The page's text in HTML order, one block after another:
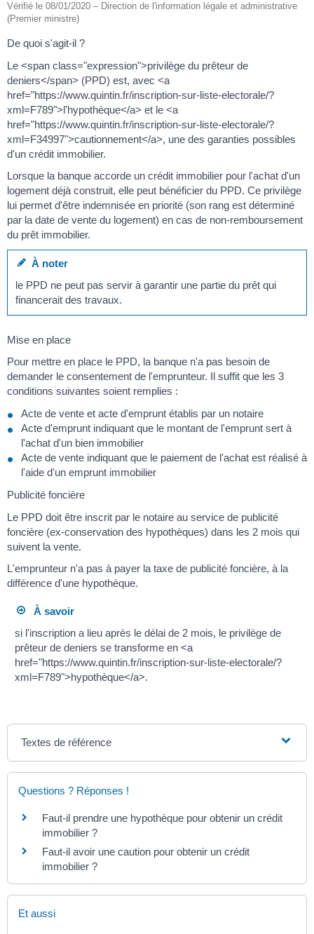
Vérifié le 08/01/2020 – Direction de l'information légale et administrative
(Premier ministre)
De quoi s'agit-il ?
Le <span class="expression">privilège du prêteur de
deniers</span> (PPD) est, avec <a
href="https://www.quintin.fr/inscription-sur-liste-electorale/?
xml=F789">l'hypothèque</a> et le <a
href="https://www.quintin.fr/inscription-sur-liste-electorale/?
xml=F34997">cautionnement</a>, une des garanties possibles
d'un crédit immobilier.
Lorsque la banque accorde un crédit immobilier pour l'achat d'un
logement déjà construit, elle peut bénéficier du PPD. Ce privilège
lui permet d'être indemnisée en priorité (son rang est déterminé
par la date de vente du logement) en cas de non-remboursement
du prêt immobilier.
À noter
le PPD ne peut pas servir à garantir une partie du prêt qui
financerait des travaux.
Mise en place
Pour mettre en place le PPD, la banque n'a pas besoin de
demander le consentement de l'emprunteur. Il suffit que les 3
conditions suivantes soient remplies :
Acte de vente et acte d'emprunt établis par un notaire
Acte d'emprunt indiquant que le montant de l'emprunt sert à
l'achat d'un bien immobilier
Acte de vente indiquant que le paiement de l'achat est réalisé à
l'aide d'un emprunt immobilier
Publicité foncière
Le PPD doit être inscrit par le notaire au service de publicité
foncière (ex-conservation des hypothèques) dans les 2 mois qui
suivent la vente.
L'emprunteur n'a pas à payer la taxe de publicité foncière, à la
différence d'une hypothèque.
À savoir
si l'inscription a lieu après le délai de 2 mois, le privilège de
prêteur de deniers se transforme en <a
href="https://www.quintin.fr/inscription-sur-liste-electorale/?
xml=F789">hypothèque</a>.
Textes de référence
Questions ? Réponses !
Faut-il prendre une hypothèque pour obtenir un crédit
immobilier ?
Faut-il avoir une caution pour obtenir un crédit
immobilier ?
Et aussi